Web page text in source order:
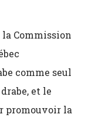
Commission
comme seul
et le
promouvoir la